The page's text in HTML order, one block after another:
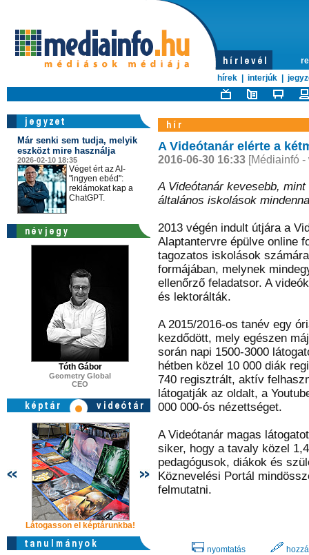
hírek
interjúk
Már senki sem tudja, melyik
eszközt mire használja
2026-02-10 18:35
Véget ért az AI-
"ingyen ebéd":
reklámokat kap a
ChatGPT.
Tóth Gábor
Geometry Global
CEO
Látogasson el képtárunkba!
A Videótanár elérte a
2016-06-30 16:33[Médiainfó -
A Videótanár kevesebb,
általános iskolások
2013 végén indult útjára a
Alaptantervre épülve online
tagozatos iskolások
formájában, melynek
ellenőrző feladatsor. A
és lektorálták.
A 2015/2016-os tanév egy
kezdődött, mely egészen
során napi 1500-3000
hétben közel 10 000 diák
740 regisztrált, aktív
látogatják az oldalt, a
000 000-ós nézettséget.
A Videótanár magas
siker, hogy a tavaly közel
pedagógusok, diákok és
Köznevelési Portál
felmutatni.
nyomtatás